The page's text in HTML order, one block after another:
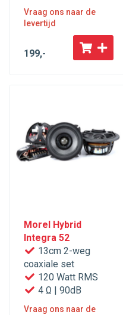
Vraag ons naar de
levertijd
199,-
Morel Hybrid
Integra 52
13cm 2-weg
coaxiale set
120 Watt RMS
4 Ω | 90dB
Vraag ons naar de